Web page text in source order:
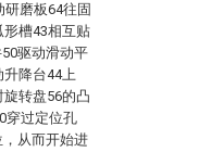
磨板64往固
形槽43相互贴
驱动滑动平
升降台44上
转盘56的凸
穿过定位孔
从而开始进